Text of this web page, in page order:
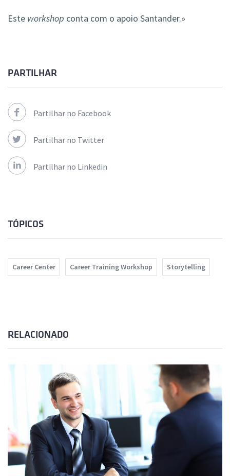
Este workshop conta com o apoio Santander.»
PARTILHAR
Partilhar no Facebook
Partilhar no Twitter
Partilhar no Linkedin
TÓPICOS
Career Center Career Training Workshop Storytelling
RELACIONADO